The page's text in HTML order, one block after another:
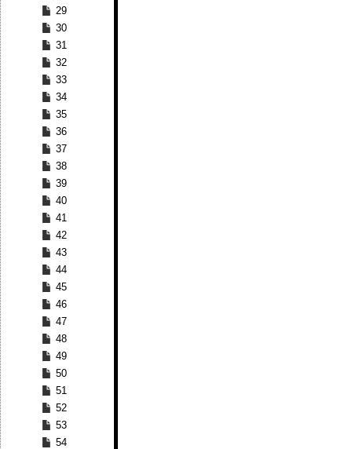
29
30
31
32
33
34
35
36
37
38
39
40
41
42
43
44
45
46
47
48
49
50
51
52
53
54